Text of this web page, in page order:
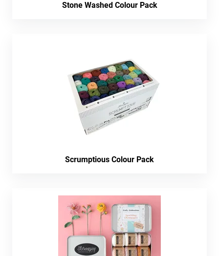
Stone Washed Colour Pack
Scrumptious Colour Pack